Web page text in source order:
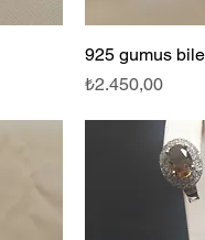
925 gumus
Fiyat
₺2.450,00